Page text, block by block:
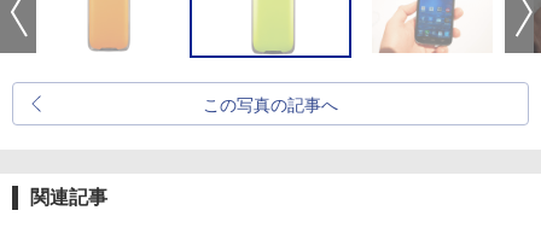
この写真の記事へ
関連記事